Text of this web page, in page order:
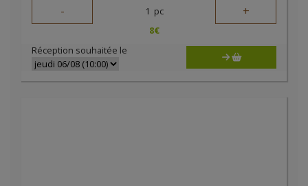
- 1 pc +
8€
Réception souhaitée le